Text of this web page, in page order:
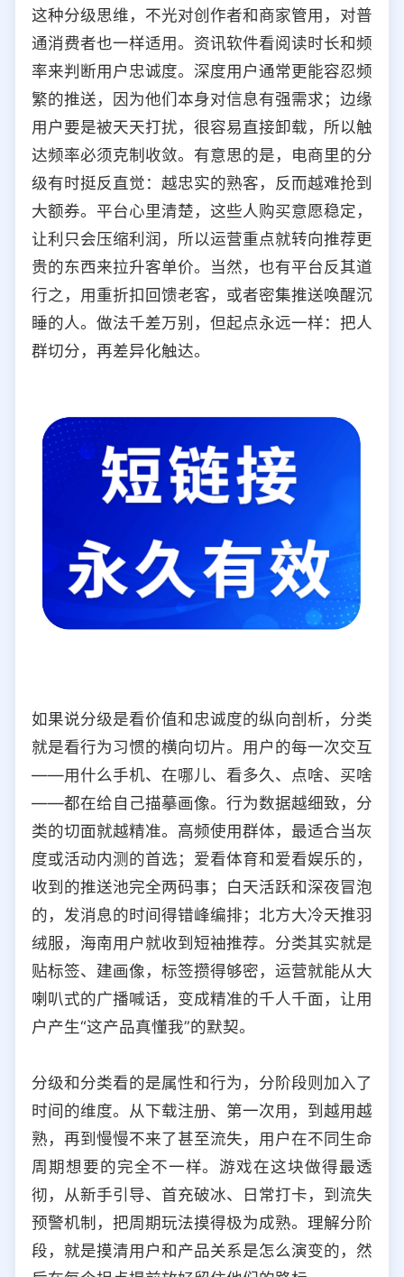
这种分级思维，不光对创作者和商家管用，对普
通消费者也一样适用。资讯软件看阅读时长和频
率来判断用户忠诚度。深度用户通常更能容忍频
繁的推送，因为他们本身对信息有强需求；边缘
用户要是被天天打扰，很容易直接卸载，所以触
达频率必须克制收敛。有意思的是，电商里的分
级有时挺反直觉：越忠实的熟客，反而越难抢到
大额券。平台心里清楚，这些人购买意愿稳定，
让利只会压缩利润，所以运营重点就转向推荐更
贵的东西来拉升客单价。当然，也有平台反其道
行之，用重折扣回馈老客，或者密集推送唤醒沉
睡的人。做法千差万别，但起点永远一样：把人
群切分，再差异化触达。
如果说分级是看价值和忠诚度的纵向剖析，分类
就是看行为习惯的横向切片。用户的每一次交互
——用什么手机、在哪儿、看多久、点啥、买啥
——都在给自己描摹画像。行为数据越细致，分
类的切面就越精准。高频使用群体，最适合当灰
度或活动内测的首选；爱看体育和爱看娱乐的，
收到的推送池完全两码事；白天活跃和深夜冒泡
的，发消息的时间得错峰编排；北方大冷天推羽
绒服，海南用户就收到短袖推荐。分类其实就是
贴标签、建画像，标签攒得够密，运营就能从大
喇叭式的广播喊话，变成精准的千人千面，让用
户产生“这产品真懂我”的默契。
分级和分类看的是属性和行为，分阶段则加入了
时间的维度。从下载注册、第一次用，到越用越
熟，再到慢慢不来了甚至流失，用户在不同生命
周期想要的完全不一样。游戏在这块做得最透
彻，从新手引导、首充破冰、日常打卡，到流失
预警机制，把周期玩法摸得极为成熟。理解分阶
段，就是摸清用户和产品关系是怎么演变的，然